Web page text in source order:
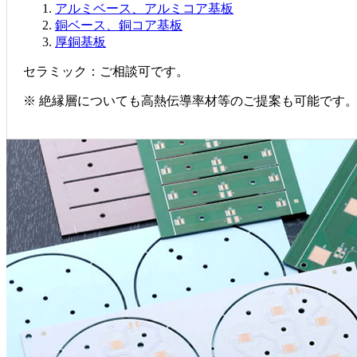
アルミベース、アルミコア基板
銅ベース、銅コア基板
厚銅基板
セラミック：ご相談可です。
※ 絶縁層についても高熱伝導率材等のご提案も可能です。